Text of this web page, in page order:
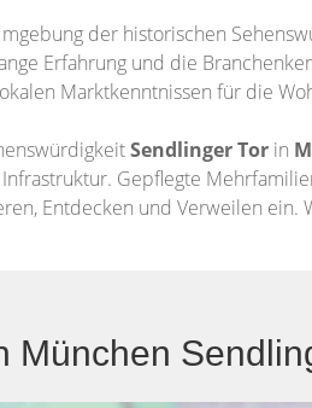
der historischen
Erfahrung und die
Marktkenntnissen für die
Sendlinger Tor in
Gepflegte
Entdecken und Verweilen
München